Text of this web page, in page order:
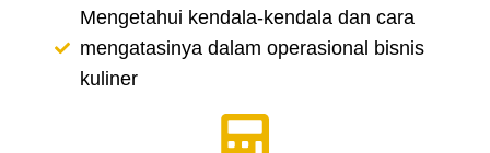
Mengetahui kendala-kendala dan cara
mengatasinya dalam operasional bisnis
kuliner